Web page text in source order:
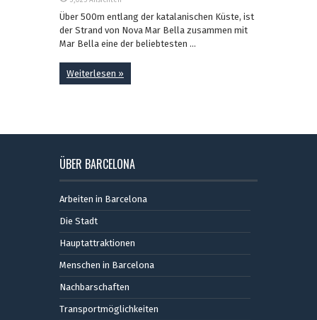
Über 500m entlang der katalanischen Küste, ist
der Strand von Nova Mar Bella zusammen mit
Mar Bella eine der beliebtesten ...
Weiterlesen »
ÜBER BARCELONA
Arbeiten in Barcelona
Die Stadt
Hauptattraktionen
Menschen in Barcelona
Nachbarschaften
Transportmöglichkeiten